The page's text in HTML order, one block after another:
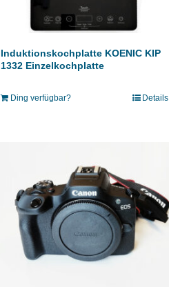
Induktionskochplatte KOENIC KIP
1332 Einzelkochplatte
Ding verfügbar? Details